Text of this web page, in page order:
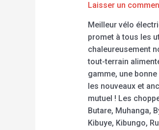
Laisser un
Meilleur vélo
promet à tous les
chaleureusement
tout-terrain
gamme, une
les nouveaux et
mutuel ! Les
Butare, Muhanga,
Kibuye, Kibungo,